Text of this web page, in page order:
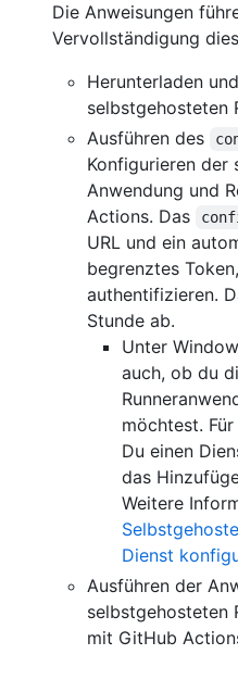
Die Anweisungen
Vervollständigung
Herunterladen
selbstgehosteten
Ausführen des
Konfigurieren der
Anwendung und
Actions. Das
URL und ein
begrenztes
authentifizieren.
Stunde ab.
Unter
auch, ob du
möchtest.
Du einen
das
Weitere
Dienst
Ausführen der
selbstgehosteten
mit GitHub